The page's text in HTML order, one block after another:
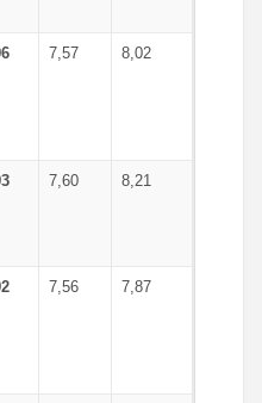
7,57 8,02
7,60 8,21
7,56 7,87